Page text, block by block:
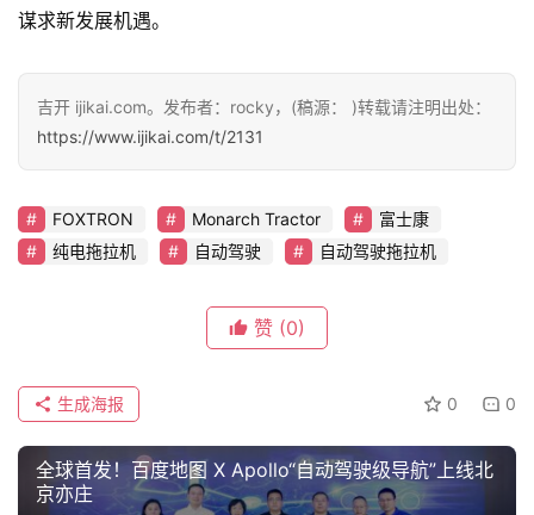
谋求新发展机遇。
吉开 ijikai.com。发布者：rocky，(稿源： )转载请注明出处：
https://www.ijikai.com/t/2131
FOXTRON Monarch Tractor
富士康
纯电拖拉机
自动驾驶 自动驾驶拖拉机
赞 (0)
0 0
生成海报
全球首发！百度地图 X Apollo“自动驾驶级导航”上线北
京亦庄